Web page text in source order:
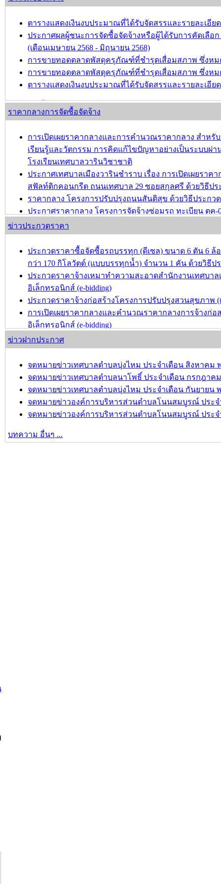
ขอความอนุเคราะห์ประชาสัมพันธ์การรับสมัครเพื่อคัด
เสริมและรักษามรดกภูมิปัญญาทางวัฒนธรรม ประจำปี พ.
บทความ อื่นๆ ...
ตารางแสดงเงินงบประมาณที่ได้รับจัดสรรและรายละเอี
ประกาศผลผู้ชนะการจัดซื้อจัดจ้างหรือผู้ได้รับการคัดเลื
(เดือนเมษายน 2568 - มิถุนายน 2568)
การขายทอดตลาดพัสดุครุภัณฑ์ที่ชำรุดเสื่อมสภาพ ซึ่งหม
การขายทอดตลาดพัสดุครุภัณฑ์ที่ชำรุดเสื่อมสภาพ ซึ่งหม
ตารางแสดงเงินงบประมาณที่ได้รับจัดสรรและรายละเอี
บทความ อื่นๆ ...
ราคากลางการจัดซื้อจัดจ้าง
การเปิดเผยราคากลางและการคำนวณราคากลาง สำห
เรียนรู้และวัตกรรม การคิดแก้ไขปัญหาอย่างเป็นระบบผ่า
โรงเรียนเทศบาลวารินวิชาชาติ
ประกาศเทศบาลเมืองวารินชำราบ เรื่อง การเปิดเผยรา
สฟัลท์ติกคอนกรีต ถนนเทศบาล 29 ซอยสกุลศรี ด้วยวิธีปร
ราคากลาง โครงการปรับปรุงถนนสันติสุข ด้วยวิธีประกวด
ประกาศราคากลาง โครงการจัดจ้างซ่อมรถ ทะเบียน ตค-
ประกาศราคากลาง โครงการปรับปรุงชุมชนชลประทา
ข่าวประกวดราคา
ประกวดราคาซื้อจัดซื้อรถบรรทุก (ดีเซล) ขนาด 6 ตัน 6 ล้
กว่า 170 กิโลวัตต์ (แบบบรรทุกน้ำ) จำนวน 1 คัน ด้วยวิธีป
ประกวดราคาจ้างเหมาทำความสะอาดสำนักงานเทศบา
อิเล็กทรอนิกส์ (e-bidding)
ประกวดราคาจ้างก่อสร้างโครงการปรับปรุงสวนสุขภาพ
การเปิดเผยราคากลางและคำนวณราคากลางการจ้างก่
อิเล็กทรอนิกส์ (e-bidding)
ประกวดราคาจ้างก่อสร้างโครงการปรับปรุงผิวจราจรแ
ประกวดราคาอิเล็กทรอนิกส์ (e-bidding)
บทความ อื่นๆ ...
ข่าวฝากประกาศ
จดหมายข่าวเทศบาลตำบลบุ่งไหม ประจำเดือน สิงหาคม
จดหมายข่าวเทศบาลตำบลนาโพธิ์ ประจำเดือน กรกฎาคม
จดหมายข่าวเทศบาลตำบลบุ่งไหม ประจำเดือน กันยายน พ
จดหมายข่าวองค์การบริหารส่วนตำบลโนนสมบูรณ์ ประจ
จดหมายข่าวองค์การบริหารส่วนตำบลโนนสมบูรณ์ ประจ
บทความ อื่นๆ ...